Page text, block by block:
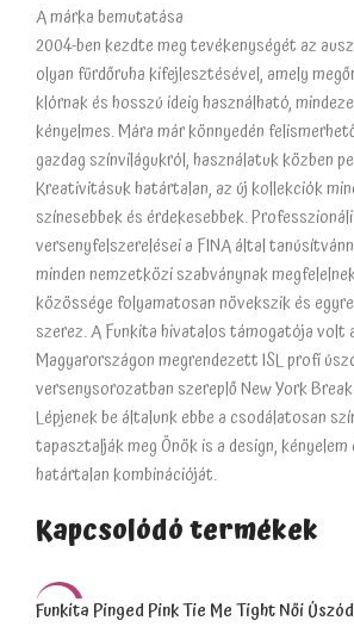
A márka bemutatása
2004-ben kezdte meg tevékenységét az
olyan fürdőruha kifejlesztésével, amely
klórnak és hosszú ideig használható,
kényelmes. Mára már könnyedén
gazdag színvilágukról, használatuk közben
Kreativitásuk határtalan, az új kollekciók
színesebbek és érdekesebbek.
versenyfelszerelései a FINA által
minden nemzetközi szabványnak
közössége folyamatosan növekszik és
szerez. A Funkita hivatalos támogatója volt
Magyarországon megrendezett ISL profi
versenysorozatban szereplő New York
Lépjenek be általunk ebbe a csodálatosan
tapasztalják meg Önök is a design, kényelem
határtalan kombinációját.
Kapcsolódó termékek
-50%
Funkita Pinged Pink Tie Me Tight Női